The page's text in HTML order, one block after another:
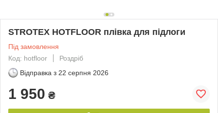
STROTEX HOTFLOOR плівка для підлоги
Під замовлення
Код: hotfloor
Роздріб
Відправка з 22 серпня 2026
1 950 ₴